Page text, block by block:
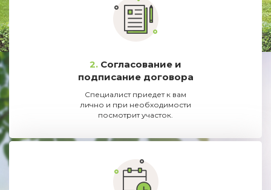
2. Согласование и
подписание договора
Специалист приедет к вам
лично и при необходимости
посмотрит участок.